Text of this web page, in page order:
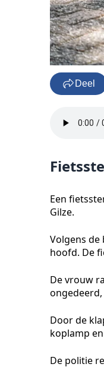
Deel
Een
Gilze.
Volgens
hoofd. De
De vrouw
Door de
koplamp
De politie